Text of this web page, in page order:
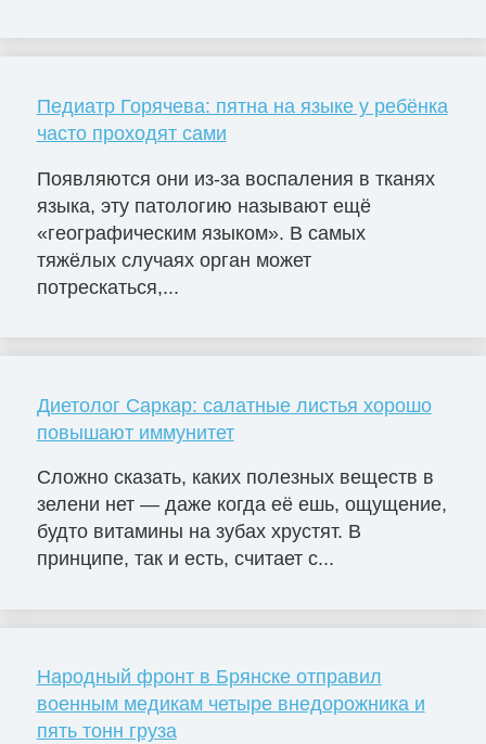
Педиатр Горячева: пятна на языке у ребёнка
часто проходят сами
Появляются они из-за воспаления в тканях
языка, эту патологию называют ещё
«географическим языком». В самых
тяжёлых случаях орган может
потрескаться,...
Диетолог Саркар: салатные листья хорошо
повышают иммунитет
Сложно сказать, каких полезных веществ в
зелени нет — даже когда её ешь, ощущение,
будто витамины на зубах хрустят. В
принципе, так и есть, считает с...
Народный фронт в Брянске отправил
военным медикам четыре внедорожника и
пять тонн груза